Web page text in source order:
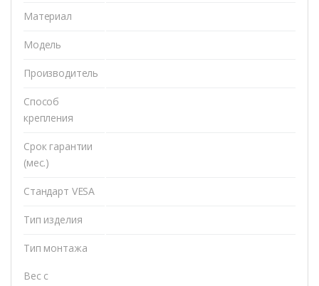
Материал
Модель
Производитель
Способ
крепления
Срок гарантии
(мес.)
Стандарт VESA
Тип изделия
Тип монтажа
Вес с